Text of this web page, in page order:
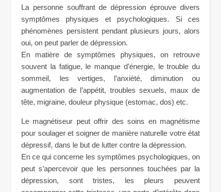
La personne souffrant de dépression éprouve divers
symptômes physiques et psychologiques. Si ces
phénomènes persistent pendant plusieurs jours, alors
oui, on peut parler de dépression.
En matière de symptômes physiques, on retrouve
souvent la fatigue, le manque d’énergie, le trouble du
sommeil, les vertiges, l’anxiété, diminution ou
augmentation de l’appétit, troubles sexuels, maux de
tête, migraine, douleur physique (estomac, dos) etc.
Le magnétiseur peut offrir des soins en magnétisme
pour soulager et soigner de manière naturelle votre état
dépressif, dans le but de lutter contre la dépression.
En ce qui concerne les symptômes psychologiques, on
peut s’apercevoir que les personnes touchées par la
dépression, sont tristes, les pleurs peuvent